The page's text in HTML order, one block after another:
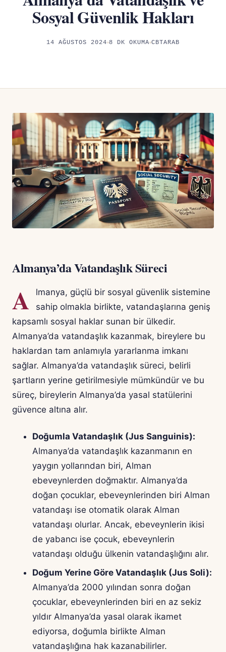
Sosyal Güvenlik Hakları
14 AĞUSTOS 2024 8 DK OKUMA CBTARAB
Almanya’da Vatandaşlık Süreci
A
lmanya, güçlü bir sosyal güvenlik sistemine
sahip olmakla birlikte, vatandaşlarına geniş
kapsamlı sosyal haklar sunan bir ülkedir.
Almanya’da vatandaşlık kazanmak, bireylere bu
haklardan tam anlamıyla yararlanma imkanı
sağlar. Almanya’da vatandaşlık süreci, belirli
şartların yerine getirilmesiyle mümkündür ve bu
süreç, bireylerin Almanya’da yasal statülerini
güvence altına alır.
Doğumla Vatandaşlık (Jus Sanguinis):
Almanya’da vatandaşlık kazanmanın en
yaygın yollarından biri, Alman
ebeveynlerden doğmaktır. Almanya’da
doğan çocuklar, ebeveynlerinden biri Alman
vatandaşı ise otomatik olarak Alman
vatandaşı olurlar. Ancak, ebeveynlerin ikisi
de yabancı ise çocuk, ebeveynlerin
vatandaşı olduğu ülkenin vatandaşlığını alır.
Doğum Yerine Göre Vatandaşlık (Jus Soli):
Almanya’da 2000 yılından sonra doğan
çocuklar, ebeveynlerinden biri en az sekiz
yıldır Almanya’da yasal olarak ikamet
ediyorsa, doğumla birlikte Alman
vatandaşlığına hak kazanabilirler.